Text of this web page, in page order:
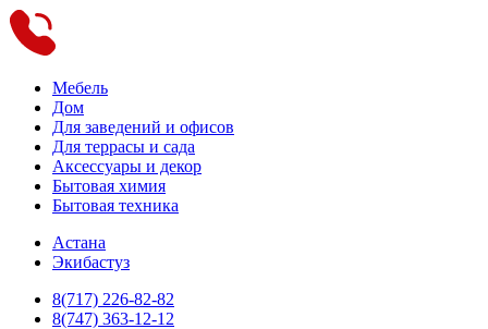
Мебель
Дом
Для заведений и офисов
Для террасы и сада
Аксессуары и декор
Бытовая химия
Бытовая техника
Астана
Экибастуз
8(717) 226-82-82
8(747) 363-12-12